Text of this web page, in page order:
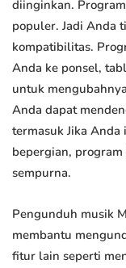
diinginkan.
populer. Jadi Anda
kompatibilitas.
Anda ke ponsel,
untuk
Anda dapat
termasuk Jika
bepergian,
sempurna.
Pengunduh musik
membantu
fitur lain seperti